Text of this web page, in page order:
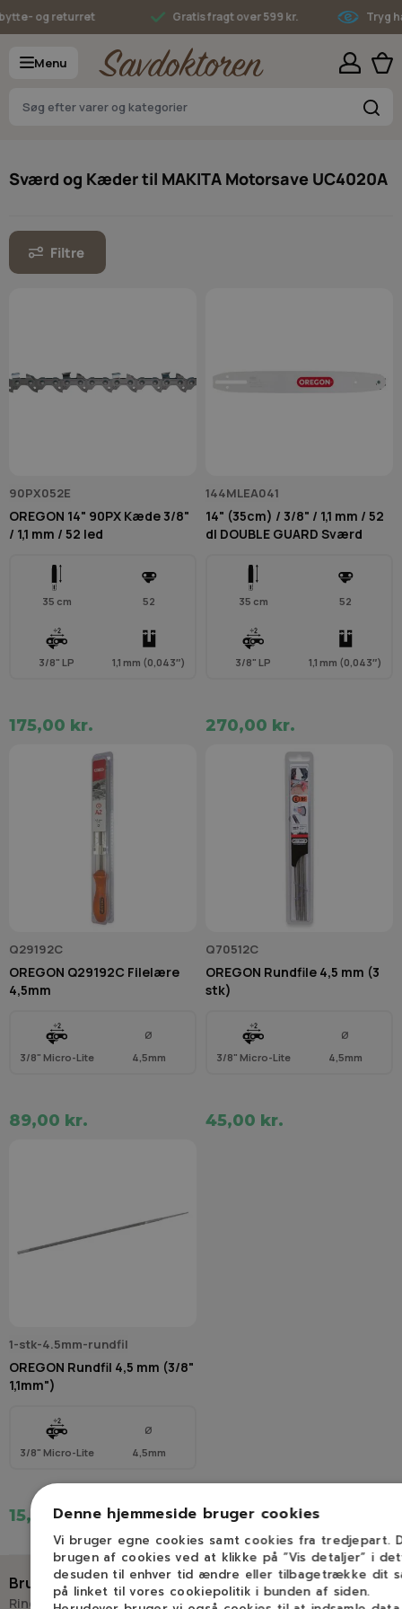
Skip to Content
og returret Gratis fragt over 599 kr. Tryg
Menu
Sværd og Kæder til MAKITA Motorsave UC4020A
Filtre
90PX052E
OREGON 14" 90PX Kæde 3/8"
/ 1,1 mm / 52 led
35 cm 52
3/8" LP 1,1 mm (0,043″)
175,00 kr.
144MLEA041
14" (35cm) / 3/8" / 1,1 mm / 52
dl DOUBLE GUARD Sværd
35 cm 52
3/8" LP 1,1 mm (0,043″)
270,00 kr.
Q29192C
OREGON Q29192C Filelære
4,5mm
3/8" Micro-Lite
Ø
4,5mm
89,00 kr.
Q70512C
OREGON Rundfile 4,5 mm (3
stk)
3/8" Micro-Lite
Ø
4,5mm
45,00 kr.
1-stk-4.5mm-rundfil
OREGON Rundfil 4,5 mm (3/8"
1,1mm")
3/8" Micro-Lite
Ø
4,5mm
15,00 kr.
Brug for hjælp?
Ring eller skriv til Savdoktoren
Denne hjemmeside bruger cookies
Vi bruger egne cookies samt cookies fra tredjepart.
brugen af cookies ved at klikke på ”Vis detaljer” i
desuden til enhver tid ændre eller tilbagetrække dit
på linket til vores cookiepolitik i bunden af siden.